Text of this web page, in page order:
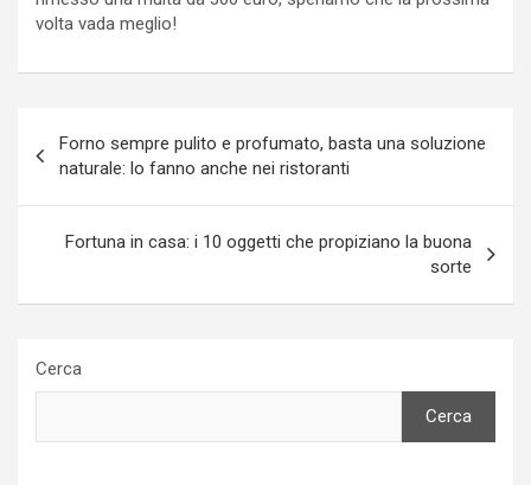
volta vada meglio!
articoli
Forno sempre pulito e profumato, basta una soluzione
naturale: lo fanno anche nei ristoranti
Fortuna in casa: i 10 oggetti che propiziano la buona
sorte
Cerca
Cerca